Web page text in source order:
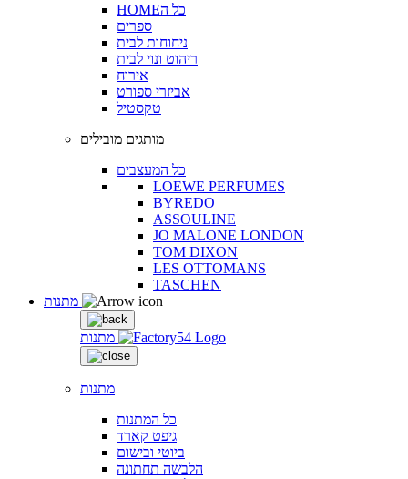
HOMEכל ה
ספרים
ניחוחות לבית
ריהוט ונוי לבית
אירוח
אביזרי ספורט
טקסטיל
מותגים מובילים
כל המעצבים
LOEWE PERFUMES
BYREDO
ASSOULINE
JO MALONE LONDON
TOM DIXON
LES OTTOMANS
TASCHEN
מתנות
מתנות
כל המתנות
גיפט קארד
ביוטי ובישום
הלבשה תחתונה